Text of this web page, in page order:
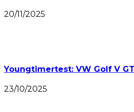
20/11/2025
Youngtimertest: VW Golf V
23/10/2025